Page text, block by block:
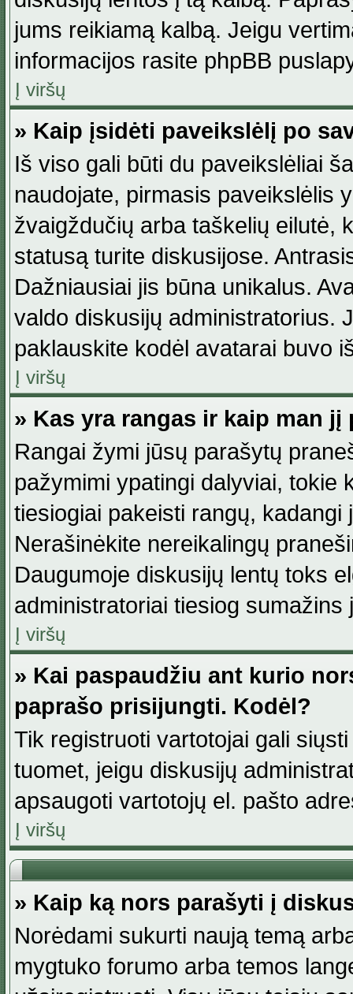
jums reikiamą kalbą. Jeigu
informacijos rasite phpBB
Į viršų
» Kaip įsidėti paveikslėlį po
Iš viso gali būti du paveikslėliai
naudojate, pirmasis paveikslėlis
žvaigždučių arba taškelių eilutė,
statusą turite diskusijose.
Dažniausiai jis būna unikalus.
valdo diskusijų administratorius.
paklauskite kodėl avatarai buvo
Į viršų
» Kas yra rangas ir kaip man jį
Rangai žymi jūsų parašytų
pažymimi ypatingi dalyviai, tokie
tiesiogiai pakeisti rangų,
Nerašinėkite nereikalingų
Daugumoje diskusijų lentų toks
administratoriai tiesiog
Į viršų
» Kai paspaudžiu ant kurio
paprašo prisijungti. Kodėl?
Tik registruoti vartotojai gali
tuomet, jeigu diskusijų
apsaugoti vartotojų el. pašto
Į viršų
» Kaip ką nors parašyti į
Norėdami sukurti naują temą
mygtuko forumo arba temos